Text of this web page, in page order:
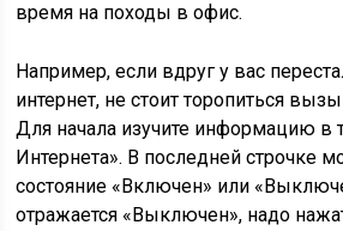
время на походы в офис.
Например, если вдруг у вас
интернет, не стоит торопиться
Для начала изучите информацию в
Интернета». В последней строчке
состояние «Включен» или
отражается «Выключен», надо